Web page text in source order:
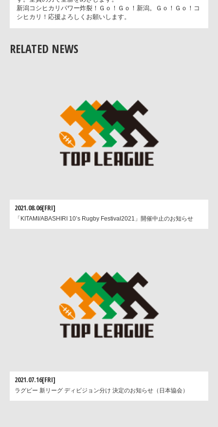
球を供給するためにも、ＦＷの仕事は重要。ＦＷで対等に戦え
ば勝機も見えてくるかも。おもしろいラグビーを期待してくだ
い。
試合への意気込み
新潟コシヒカリパワー炸裂！Ｇｏ！Ｇｏ！新潟。Ｇｏ！Ｇｏ！
シヒカリ！応援よろしくお願いします。
RELATED NEWS
2021.08.06[FRI]
「KITAMI/ABASHIRI 10’s Rugby Festival2021」開催中止のお知らせ
2021.07.16[FRI]
ラグビー 新リーグ ディビジョン分け 決定のお知らせ（日本協会）